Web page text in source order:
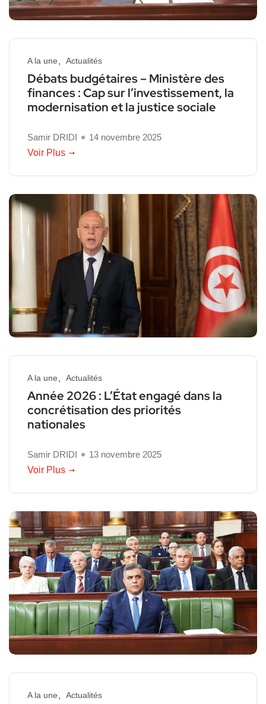
A la une Actualités
Débats budgétaires – Ministère des
finances : Cap sur l’investissement, la
modernisation et la justice sociale
Samir DRIDI
14 novembre 2025
Voir Plus
A la une Actualités
Année 2026 : L’État engagé dans la
concrétisation des priorités
nationales
Samir DRIDI
13 novembre 2025
Voir Plus
A la une Actualités